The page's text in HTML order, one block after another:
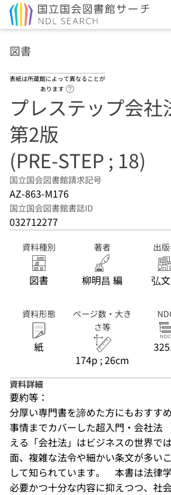
図書
表紙は所蔵館によって異なることが
あります
プレステップ会社
第2版
(PRE-STEP ; 18)
国立国会図書館請求記号
AZ-863-M176
国立国会図書館書誌ID
032712277
資料種別
図書
著者
柳明昌 編
出
弘
資料形態
紙
ページ数・大き
さ等
174p ; 26cm
資料詳細
要約等：
分厚い専門書を諦めた方にもおすす
事情までカバーした超入門・会社法
える「会社法」はビジネスの世界で
面、複雑な法令や細かい条文が多い
して知られています。　本書は法律
必要かつ十分な内容に抑えつつ、社